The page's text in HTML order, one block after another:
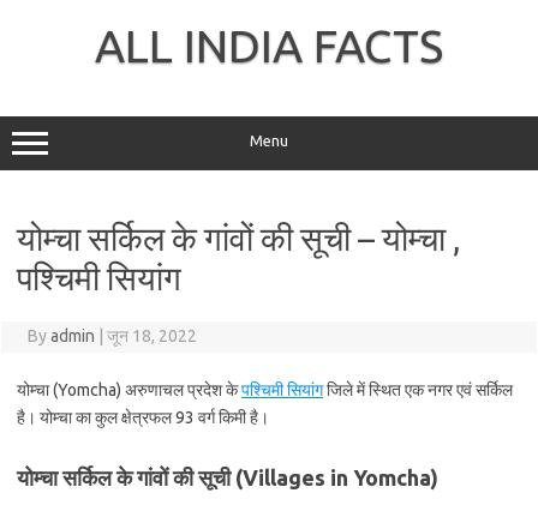
ALL INDIA FACTS
Menu
योम्चा सर्किल के गांवों की सूची – योम्चा ,
पश्चिमी सियांग
Byadmin जून 18, 2022
योम्चा (Yomcha) अरुणाचल प्रदेश केपश्चिमी सियांगजिले में स्थित एक नगर एवं सर्किल
है। योम्चा का कुल क्षेत्रफल 93 वर्ग किमी है।
योम्चा सर्किल के गांवों की सूची (Villages in Yomcha)